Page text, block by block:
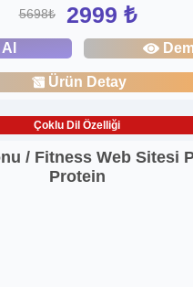
5698₺ 2999 ₺
Ürün Detay
Çoklu Dil Özelliği